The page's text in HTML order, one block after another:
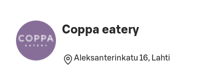
Coppa eatery
Aleksanterinkatu 16, Lahti